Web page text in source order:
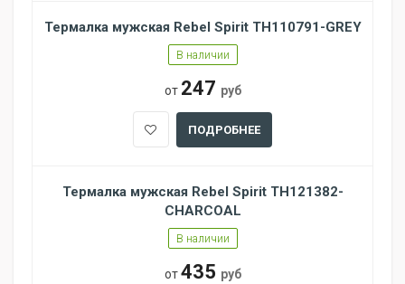
Термалка мужская Rebel Spirit TH110791-GREY
В наличии
от 247 руб
ПОДРОБНЕЕ
Термалка мужская Rebel Spirit TH121382-
CHARCOAL
В наличии
от435 руб